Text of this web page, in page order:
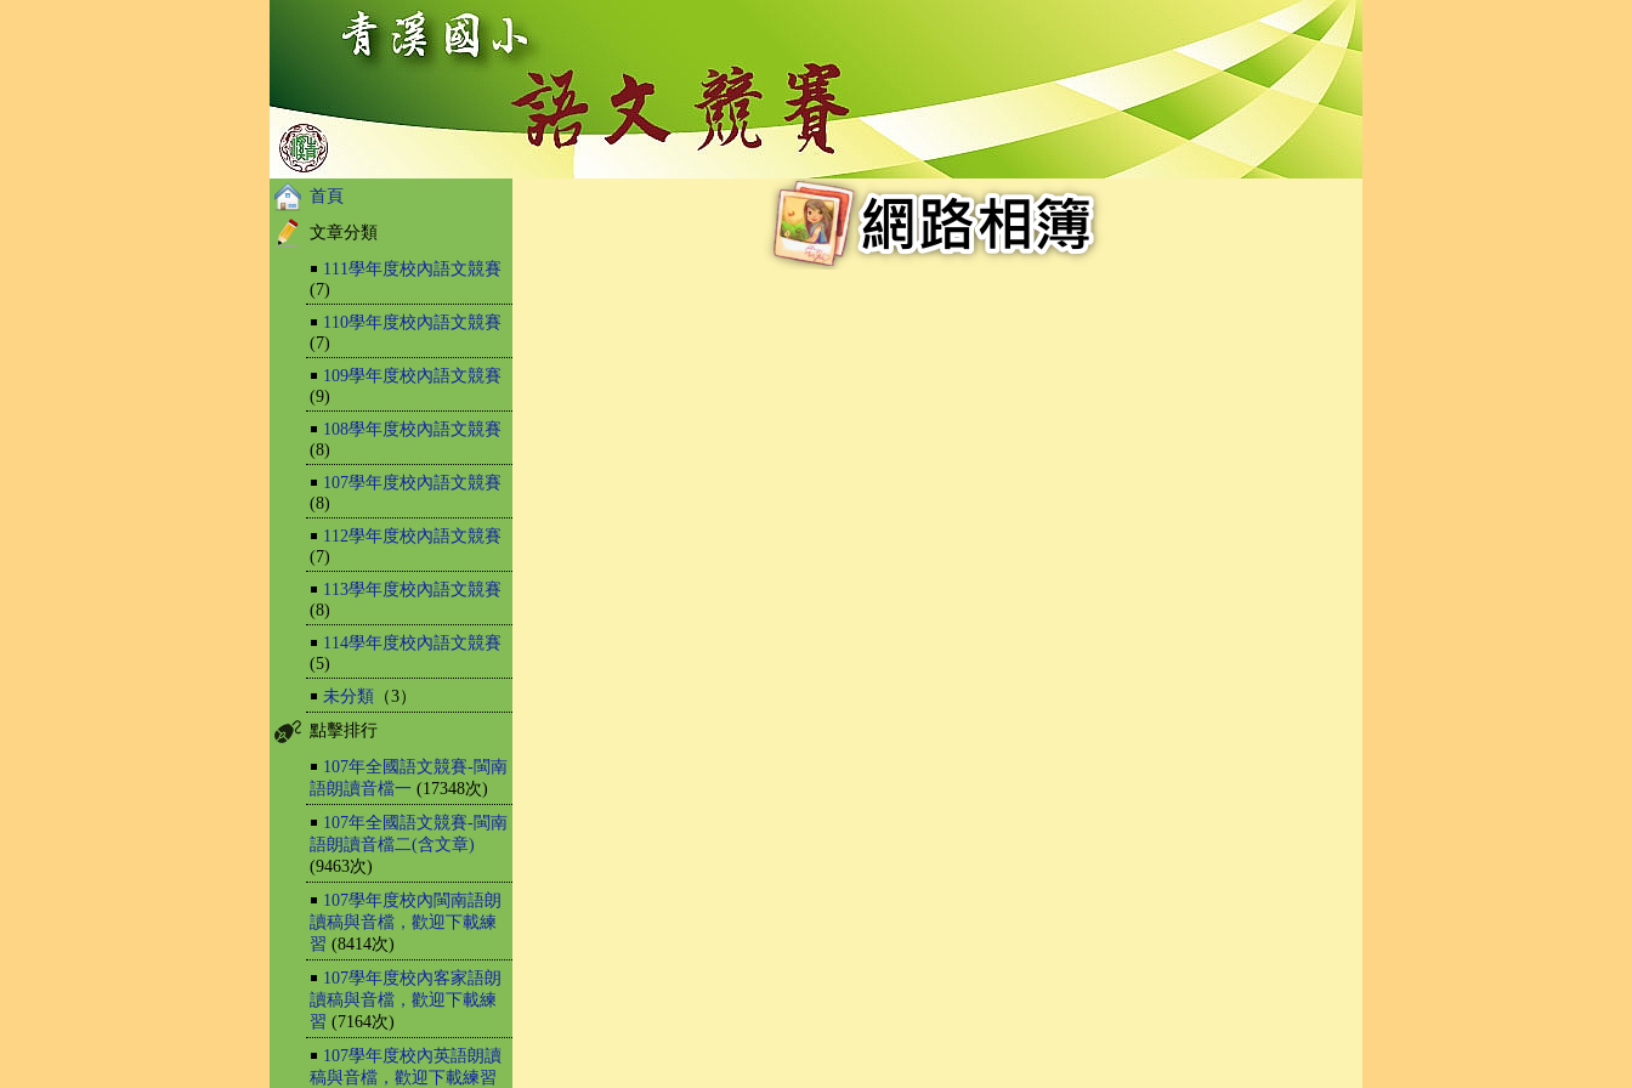
首頁
文章分類
￭ 111學年度校內語文競賽
(7)
￭ 110學年度校內語文競賽
(7)
￭ 109學年度校內語文競賽
(9)
￭ 108學年度校內語文競賽
(8)
￭ 107學年度校內語文競賽
(8)
￭ 112學年度校內語文競賽
(7)
￭ 113學年度校內語文競賽
(8)
￭ 114學年度校內語文競賽
(5)
￭ 未分類 （3）
點擊排行
￭ 107年全國語文競賽-閩南
語朗讀音檔一 (17348次)
￭ 107年全國語文競賽-閩南
語朗讀音檔二(含文章)
(9463次)
￭ 107學年度校內閩南語朗
讀稿與音檔，歡迎下載練
習 (8414次)
￭ 107學年度校內客家語朗
讀稿與音檔，歡迎下載練
習 (7164次)
￭ 107學年度校內英語朗讀
稿與音檔，歡迎下載練習